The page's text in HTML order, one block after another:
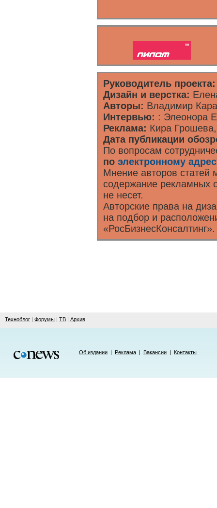
Руководитель проекта:
Дизайн и верстка:
Авторы: Владимир
Интервью: : Элеонора
Реклама: Кира
Дата публикации
По вопросам
по электронному
Мнение авторов статей
содержание рекламных
не несет.
Авторские права на
на подбор и
Техноблог | Форумы | ТВ | Архив
Об издании | Реклама | Вакансии | Контакты